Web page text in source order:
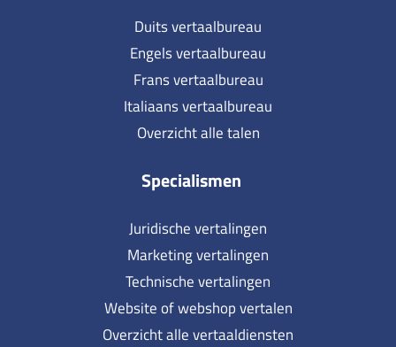
Duits vertaalbureau
Engels vertaalbureau
Frans vertaalbureau
Italiaans vertaalbureau
Overzicht alle talen
Specialismen
Juridische vertalingen
Marketing vertalingen
Technische vertalingen
Website of webshop vertalen
Overzicht alle vertaaldiensten